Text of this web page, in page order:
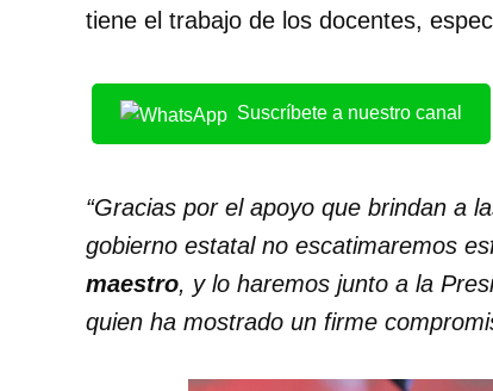
tiene el trabajo de los docentes,
Suscríbete a nuestro canal
“Gracias por el apoyo que brindan a
gobierno estatal no escatimaremos
maestro, y lo haremos junto a la
quien ha mostrado un firme